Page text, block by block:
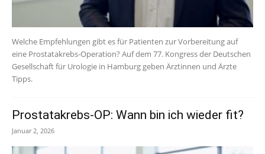
Welche Empfehlungen gibt es für Patienten zur Vorbereitung auf
eine Prostatakrebs-Operation? Auf dem 77. Kongress der Deutschen
Gesellschaft für Urologie in Hamburg geben Ärztinnen und Ärzte
Tipps.
Prostatakrebs-OP: Wann bin ich wieder fit?
Januar 2, 2026